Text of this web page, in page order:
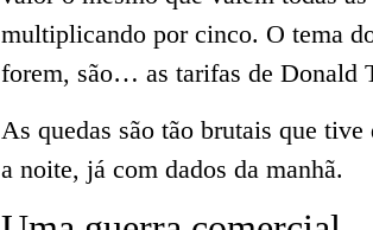
multiplicando por cinco. O tema
forem, são… as tarifas de Donald
As quedas são tão brutais que
a noite, já com dados da manhã.